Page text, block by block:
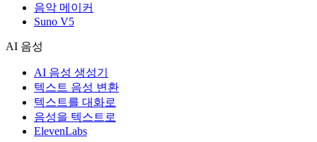
음악 메이커
Suno V5
AI 음성
AI 음성 생성기
텍스트 음성 변환
텍스트를 대화로
음성을 텍스트로
ElevenLabs